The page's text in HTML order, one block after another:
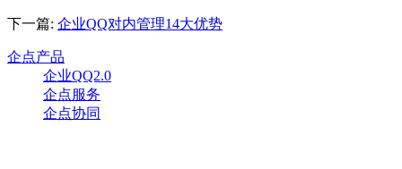
下一篇: 企业QQ对内管理14大优势
企点产品
企业QQ2.0
企点服务
企点协同